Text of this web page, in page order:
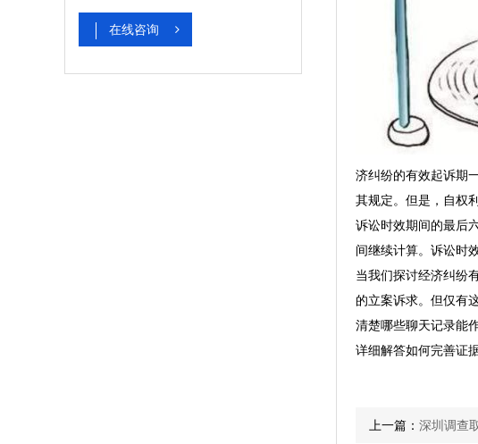
在线咨询
济纠纷的有效起诉期
其规定。但是，自权
诉讼时效期间的最后
间继续计算。诉讼时
当我们探讨经济纠纷
的立案诉求。但仅有
清楚哪些聊天记录能
详细解答如何完善证
上一篇： 深圳调查